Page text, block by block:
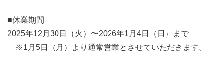
■休業期間
2025年12月30日（火）〜2026年1月4日（日）まで
※1月5日（月）より通常営業とさせていただきます。